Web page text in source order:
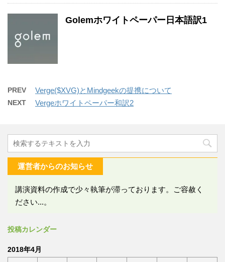
Golemホワイトペーパー日本語訳1
PREV Verge($XVG)とMindgeekの提携について
NEXT Vergeホワイトペーパー和訳2
運営者からのお知らせ
講演資料の作成で少々執筆が滞っております。ご容赦く
ださい...。
投稿カレンダー
2018年4月